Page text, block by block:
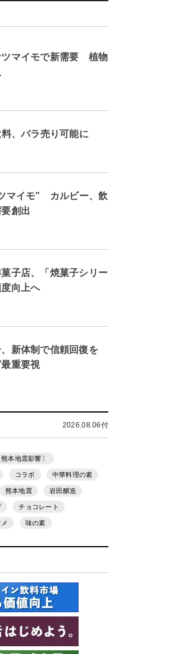
ツマイモで新需要 植物
、バラ売り可能に
マイモ” カルビー、飲
創出
菓子店、「焼菓子シリー
向上へ
、新体制で信頼回復を
重要視
2026.08.06付
熊本地震影響〕
コラボ 中華料理の素
熊本地震 岩田醸造
チョコレート
味の素